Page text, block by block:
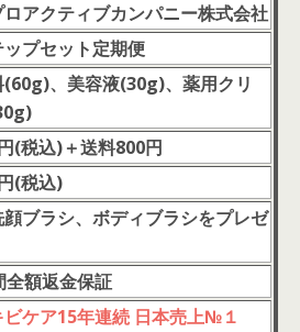
アクティブカンパニー株式会社
ップセット定期便
(60g)、美容液(30g)、薬用クリ
(税込)＋送料800円
(税込)
顔ブラシ、ボディブラシをプレゼ
全額返金保証
ケア15年連続 日本売上№１